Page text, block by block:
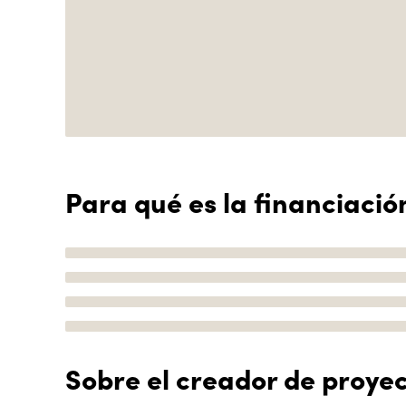
Para qué es la
Sobre el creador de